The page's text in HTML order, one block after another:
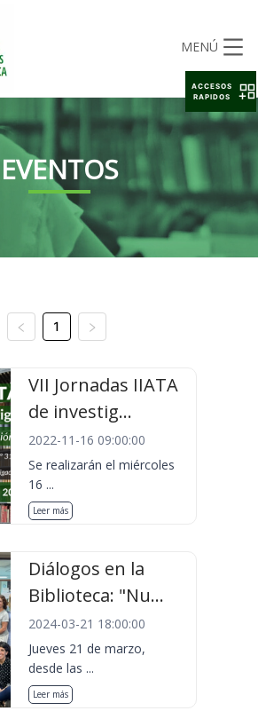
MENÚ
EVENTOS
1
VII Jornadas IIATA
de investig...
2022-11-16 09:00:00
Se realizarán el miércoles
16 ...
Leer más
Diálogos en la
Biblioteca: "Nu...
2024-03-21 18:00:00
Jueves 21 de marzo,
desde las ...
Leer más
ACCESOS
RAPIDOS